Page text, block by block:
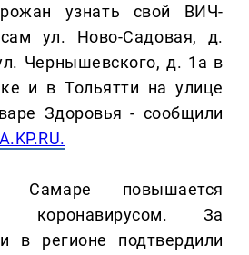
узнать свой ВИЧ-
ул. Ново-Садовая, д.
Чернышевского, д. 1а в
и в Тольятти на улице
Здоровья - сообщили
повышается
коронавирусом. За
в регионе подтвердили